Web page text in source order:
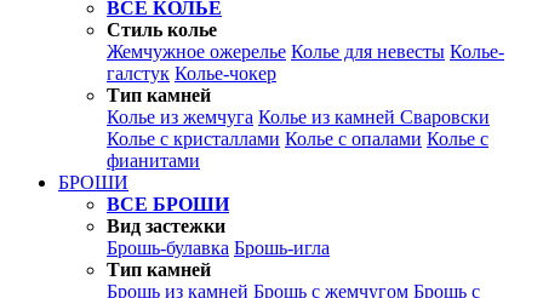
ВСЕ КОЛЬЕ
Стиль колье
Жемчужное ожерелье Колье для невесты Колье-
галстук Колье-чокер
Тип камней
Колье из жемчуга Колье из камней Сваровски
Колье с кристаллами Колье с опалами Колье с
фианитами
БРОШИ
ВСЕ БРОШИ
Вид застежки
Брошь-булавка Брошь-игла
Тип камней
Брошь из камней Брошь с жемчугом Брошь с